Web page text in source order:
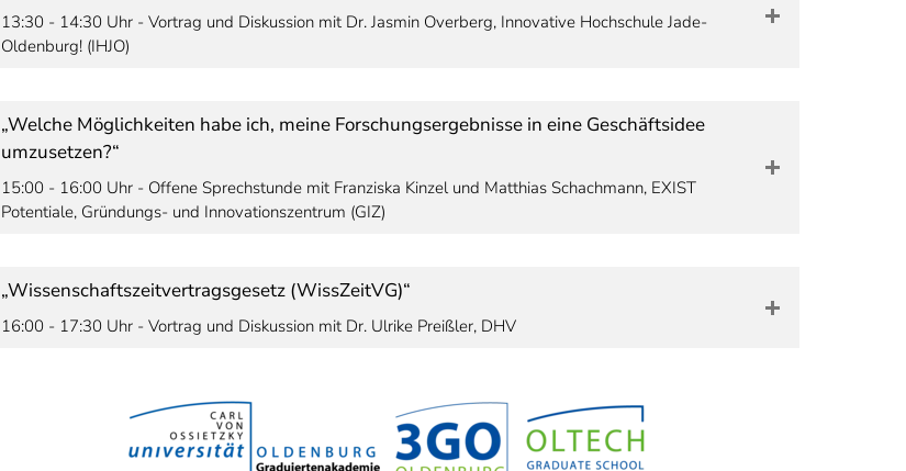
13:30 - 14:30 Uhr - Vortrag und Diskussion mit Dr. Jasmin Overberg, Innovative Hochschule Jade-
Oldenburg! (IHJO)
„Welche Möglichkeiten habe ich, meine Forschungsergebnisse in eine Geschäftsidee
umzusetzen?“
15:00 - 16:00 Uhr - Offene Sprechstunde mit Franziska Kinzel und Matthias Schachmann, EXIST
Potentiale, Gründungs- und Innovationszentrum (GIZ)
„Wissenschaftszeitvertragsgesetz (WissZeitVG)“
16:00 - 17:30 Uhr - Vortrag und Diskussion mit Dr. Ulrike Preißler, DHV